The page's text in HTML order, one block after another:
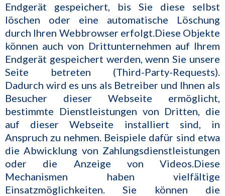
Endgerät gespeichert, bis Sie diese selbst
löschen oder eine automatische Löschung
durch Ihren Webbrowser erfolgt.Diese Objekte
können auch von Drittunternehmen auf Ihrem
Endgerät gespeichert werden, wenn Sie unsere
Seite betreten (Third-Party-Requests).
Dadurch wird es uns als Betreiber und Ihnen als
Besucher dieser Webseite ermöglicht,
bestimmte Dienstleistungen von Dritten, die
auf dieser Webseite installiert sind, in
Anspruch zu nehmen. Beispiele dafür sind etwa
die Abwicklung von Zahlungsdienstleistungen
oder die Anzeige von Videos.Diese
Mechanismen haben vielfältige
Einsatzmöglichkeiten. Sie können die